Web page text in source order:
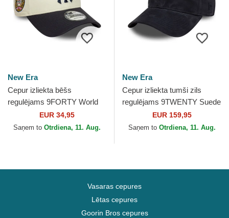
New Era
Cepur izliekta bēšs
regulējams 9FORTY World
Series no New York Yankees
MLB no New Era
EUR 34,95
Saņem to Otrdiena, 11. Aug.
New Era
Cepur izliekta tumši zils
regulējams 9TWENTY Suede
no New York Yankees MLB
no New Era
EUR 159,95
Saņem to Otrdiena, 11. Aug.
Vasaras cepures
Lētas cepures
Goorin Bros cepures